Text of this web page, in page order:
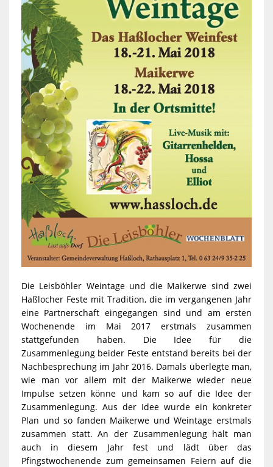
Die Leisböhler Weintage und die Maikerwe sind zwei
Haßlocher Feste mit Tradition, die im vergangenen Jahr
eine Partnerschaft eingegangen sind und am ersten
Wochenende im Mai 2017 erstmals zusammen
stattgefunden haben. Die Idee für die
Zusammenlegung beider Feste entstand bereits bei der
Nachbesprechung im Jahr 2016. Damals überlegte man,
wie man vor allem mit der Maikerwe wieder neue
Impulse setzen könne und kam so auf die Idee der
Zusammenlegung. Aus der Idee wurde ein konkreter
Plan und so fanden Maikerwe und Weintage erstmals
zusammen statt. An der Zusammenlegung hält man
auch in diesem Jahr fest und lädt über das
Pfingstwochenende zum gemeinsamen Feiern auf die